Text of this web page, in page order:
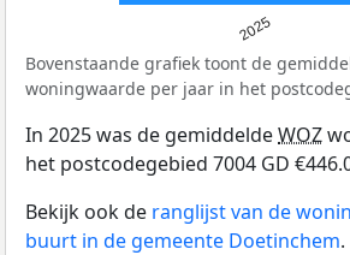
2025
Bovenstaande grafiek toont de
woningwaarde per jaar in het
In 2025 was de gemiddeldeWOZ
het postcodegebied 7004 GD
Bekijk ook de ranglijst van de
buurt in de gemeente Doetinchem.